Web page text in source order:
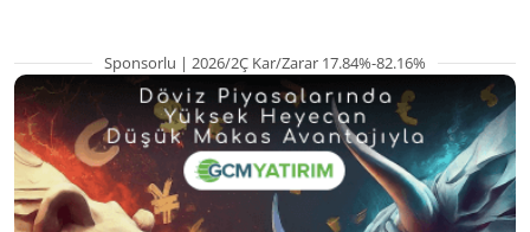
Sponsorlu | 2026/2Ç Kar/Zarar 17.84%-82.16%